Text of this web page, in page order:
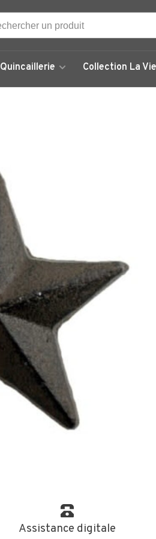
Quincaillerie Collection La
Assistance digitale